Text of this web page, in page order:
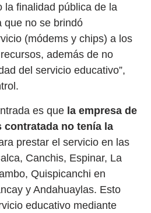
la finalidad pública de la
que no se brindó
(módems y chips) a los
además de no
del servicio educativo”,
es que la empresa de
no tenía la
prestar el servicio en las
Canchis, Espinar, La
Quispicanchi en
y Andahuaylas. Esto
educativo mediante